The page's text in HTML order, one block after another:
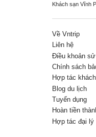
Khách sạn Vĩnh
Về Vntrip
Liên hệ
Điều khoản
Chính sách
Hợp tác
Blog du lịch
Tuyển dụng
Hoàn tiền
Hợp tác đại lý